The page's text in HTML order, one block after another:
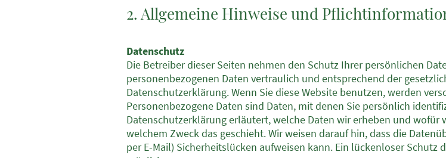
2. Allgemeine Hinweise und
Datenschutz
Die Betreiber dieser Seiten nehmen den Schutz Ihrer persönlichen
personenbezogenen Daten vertraulich und entsprechend der
Datenschutzerklärung. Wenn Sie diese Website benutzen, werden
Personenbezogene Daten sind Daten, mit denen Sie persönlich
Datenschutzerklärung erläutert, welche Daten wir erheben und wofür
welchem Zweck das geschieht. Wir weisen darauf hin, dass die
per E-Mail) Sicherheitslücken aufweisen kann. Ein lückenloser